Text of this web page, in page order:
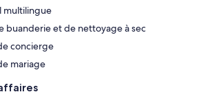
multilingue
buanderie et de nettoyage à sec
concierge
mariage